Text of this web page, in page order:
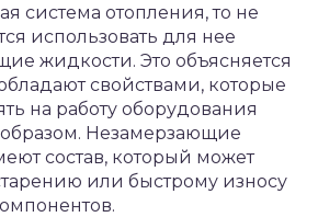
система отопления, то не
использовать для нее
жидкости. Это объясняется
свойствами, которые
на работу оборудования
Незамерзающие
состав, который может
или быстрому износу